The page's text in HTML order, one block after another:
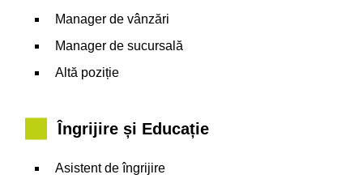
Manager de vânzări
Manager de sucursală
Altă poziție
Îngrijire și Educație
Asistent de îngrijire